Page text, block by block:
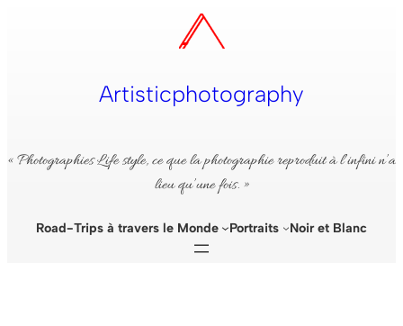
Artisticphotography
« Photographies Life style, ce que la photographie reproduit à l’infini n’a
lieu qu’une fois. »
Road-Trips à travers le Monde Portraits Noir et Blanc